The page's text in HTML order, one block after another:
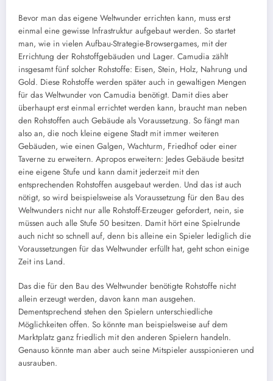
Bevor man das eigene Weltwunder errichten kann, muss erst
einmal eine gewisse Infrastruktur aufgebaut werden. So startet
man, wie in vielen Aufbau-Strategie-Browsergames, mit der
Errichtung der Rohstoffgebäuden und Lager. Camudia zählt
insgesamt fünf solcher Rohstoffe: Eisen, Stein, Holz, Nahrung und
Gold. Diese Rohstoffe werden später auch in gewaltigen Mengen
für das Weltwunder von Camudia benötigt. Damit dies aber
überhaupt erst einmal errichtet werden kann, braucht man neben
den Rohstoffen auch Gebäude als Voraussetzung. So fängt man
also an, die noch kleine eigene Stadt mit immer weiteren
Gebäuden, wie einen Galgen, Wachturm, Friedhof oder einer
Taverne zu erweitern. Apropos erweitern: Jedes Gebäude besitzt
eine eigene Stufe und kann damit jederzeit mit den
entsprechenden Rohstoffen ausgebaut werden. Und das ist auch
nötigt, so wird beispielsweise als Voraussetzung für den Bau des
Weltwunders nicht nur alle Rohstoff-Erzeuger gefordert, nein, sie
müssen auch alle Stufe 50 besitzen. Damit hört eine Spielrunde
auch nicht so schnell auf, denn bis alleine ein Spieler lediglich die
Voraussetzungen für das Weltwunder erfüllt hat, geht schon einige
Zeit ins Land.
Das die für den Bau des Weltwunder benötigte Rohstoffe nicht
allein erzeugt werden, davon kann man ausgehen.
Dementsprechend stehen den Spielern unterschiedliche
Möglichkeiten offen. So könnte man beispielsweise auf dem
Marktplatz ganz friedlich mit den anderen Spielern handeln.
Genauso könnte man aber auch seine Mitspieler ausspionieren und
ausrauben.